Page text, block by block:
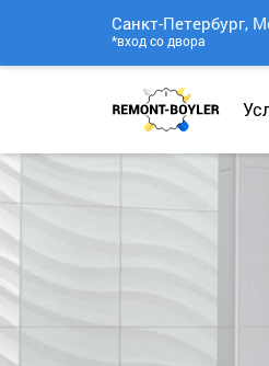
Санкт-Петербург,
*вход со двора